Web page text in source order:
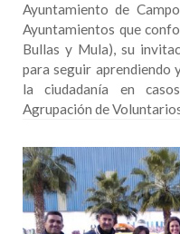
Ayuntamiento de
Ayuntamientos que
Bullas y Mula), su
para seguir aprendiendo
la ciudadanía en
Agrupación de